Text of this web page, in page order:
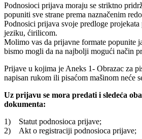
Podnosioci prijava moraju se striktno
popuniti sve strane prema naznačenim
Podnosici prijava svoje predloge
jeziku, ćirilicom.
Molimo vas da prijavne formate popunite
bismo mogli da na najbolji mogući način
Prijave u kojima je Aneks 1- Obrazac za
napisan rukom ili pisaćom mašinom neće
Uz prijavu se mora predati i sledeća
dokumenta:
1) Statut podnosioca prijave;
2) Akt o registraciji podnosioca prijave;